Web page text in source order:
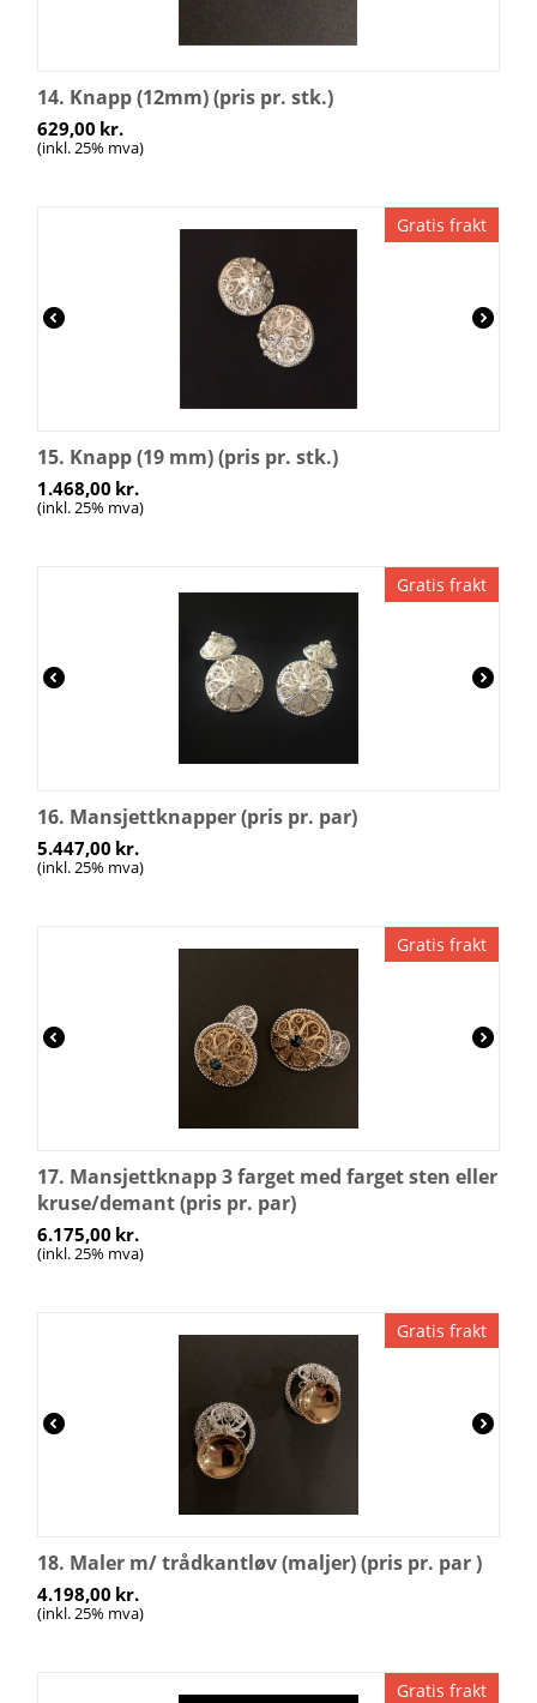
14. Knapp (12mm) (pris pr. stk.)
629,00 kr.
(inkl. 25% mva)
Gratis frakt
15. Knapp (19 mm) (pris pr. stk.)
1.468,00 kr.
(inkl. 25% mva)
Gratis frakt
16. Mansjettknapper (pris pr. par)
5.447,00 kr.
(inkl. 25% mva)
Gratis frakt
17. Mansjettknapp 3 farget med farget sten eller
kruse/demant (pris pr. par)
6.175,00 kr.
(inkl. 25% mva)
Gratis frakt
18. Maler m/ trådkantløv (maljer) (pris pr. par )
4.198,00 kr.
(inkl. 25% mva)
Gratis frakt